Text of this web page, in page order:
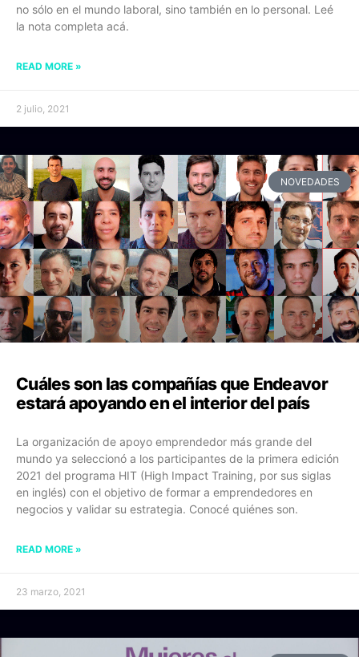
no sólo en el mundo laboral, sino también en lo personal. Leé
la nota completa acá.
READ MORE »
2 julio, 2021
NOVEDADES
Cuáles son las compañías que Endeavor
estará apoyando en el interior del país
La organización de apoyo emprendedor más grande del
mundo ya seleccionó a los participantes de la primera edición
2021 del programa HIT (High Impact Training, por sus siglas
en inglés) con el objetivo de formar a emprendedores en
negocios y validar su estrategia. Conocé quiénes son.
READ MORE »
23 marzo, 2021